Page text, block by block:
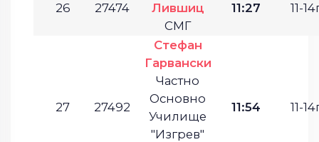
26 27474
Лившиц
СМГ
11:27 11-
27 27492
Стефан
Гарвански
Частно
Основно
Училище
"Изгрев"
11:54 11-